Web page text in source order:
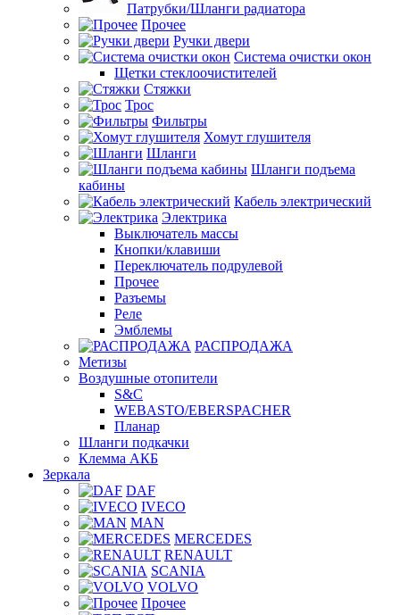
Патрубки/Шланги радиатора
Прочее
Ручки двери
Система очистки окон
Щетки стеклоочистителей
Стяжки
Трос
Фильтры
Хомут глушителя
Шланги
Шланги подъема
кабины
Кабель электрический
Электрика
Выключатель массы
Кнопки/клавиши
Переключатель подрулевой
Прочее
Разъемы
Реле
Эмблемы
РАСПРОДАЖА
Метизы
Воздушные отопители
S&C
WEBASTO/EBERSPACHER
Планар
Шланги подкачки
Клемма АКБ
Зеркала
DAF
IVECO
MAN
MERCEDES
RENAULT
SCANIA
VOLVO
Прочее